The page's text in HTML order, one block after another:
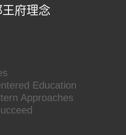
王府理念
Education
Approaches